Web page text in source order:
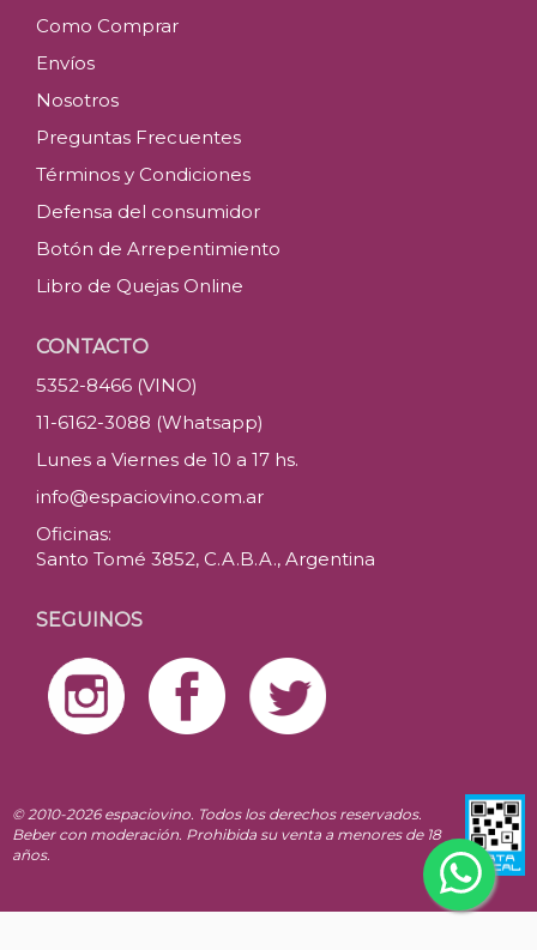
Como Comprar
Envíos
Nosotros
Preguntas Frecuentes
Términos y Condiciones
Defensa del consumidor
Botón de Arrepentimiento
Libro de Quejas Online
CONTACTO
5352-8466 (VINO)
11-6162-3088 (Whatsapp)
Lunes a Viernes de 10 a 17 hs.
info@espaciovino.com.ar
Oficinas:
Santo Tomé 3852, C.A.B.A., Argentina
SEGUINOS
© 2010-2026 espaciovino. Todos los derechos reservados.
Beber con moderación. Prohibida su venta a menores de 18
años.